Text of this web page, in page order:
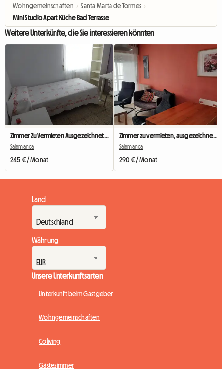
Wohngemeinschaften › Santa Marta de Tormes ›
Mini Studio Apart Küche Bad Terrasse
Weitere Unterkünfte, die Sie interessieren könnten
Zimmer Zu Vermieten Ausgezeichnete Lage
Salamanca
245 € / Monat
Zimmer zu vermieten, ausgezeichnete Lage
Salamanca
290 € / Monat
Land
Währung
Unsere Unterkunftsarten
Unterkunft beim Gastgeber
Wohngemeinschaften
Coliving
Gästezimmer